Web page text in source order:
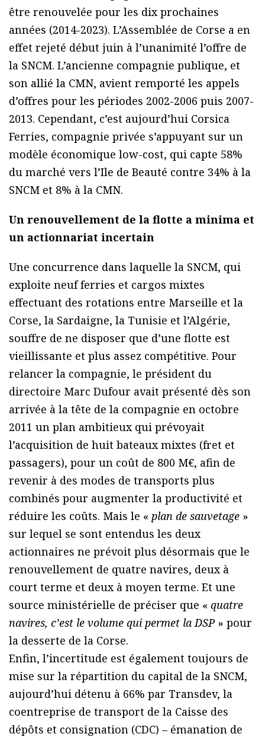
être renouvelée pour les dix prochaines
années (2014-2023). L’Assemblée de Corse a en
effet rejeté début juin à l’unanimité l’offre de
la SNCM. L’ancienne compagnie publique, et
son allié la CMN, avient remporté les appels
d’offres pour les périodes 2002-2006 puis 2007-
2013. Cependant, c’est aujourd’hui Corsica
Ferries, compagnie privée s’appuyant sur un
modèle économique low-cost, qui capte 58%
du marché vers l’Ile de Beauté contre 34% à la
SNCM et 8% à la CMN.
Un renouvellement de la flotte a minima et
un actionnariat incertain
Une concurrence dans laquelle la SNCM, qui
exploite neuf ferries et cargos mixtes
effectuant des rotations entre Marseille et la
Corse, la Sardaigne, la Tunisie et l’Algérie,
souffre de ne disposer que d’une flotte est
vieillissante et plus assez compétitive. Pour
relancer la compagnie, le président du
directoire Marc Dufour avait présenté dès son
arrivée à la tête de la compagnie en octobre
2011 un plan ambitieux qui prévoyait
l’acquisition de huit bateaux mixtes (fret et
passagers), pour un coût de 800 M€, afin de
revenir à des modes de transports plus
combinés pour augmenter la productivité et
réduire les coûts. Mais le « plan de sauvetage »
sur lequel se sont entendus les deux
actionnaires ne prévoit plus désormais que le
renouvellement de quatre navires, deux à
court terme et deux à moyen terme. Et une
source ministérielle de préciser que « quatre
navires, c’est le volume qui permet la DSP » pour
la desserte de la Corse.
Enfin, l’incertitude est également toujours de
mise sur la répartition du capital de la SNCM,
aujourd’hui détenu à 66% par Transdev, la
coentreprise de transport de la Caisse des
dépôts et consignation (CDC) – émanation de